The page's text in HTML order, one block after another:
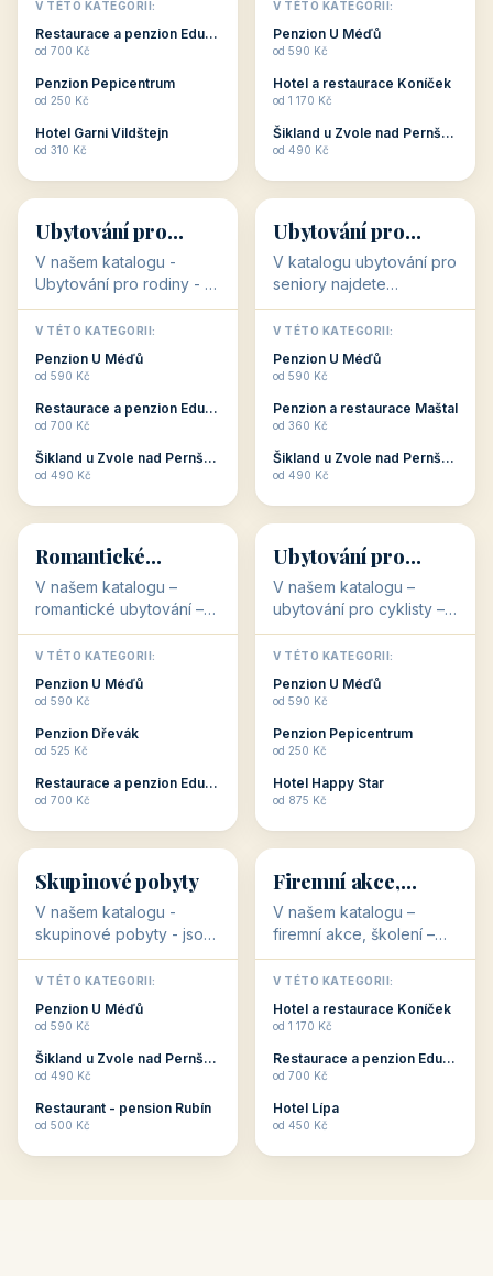
dovolenou přímo
souvisejí. Aktivní
odpočinek jso...
V TÉTO KATEGORII:
Restaurace a penzion Eduard
od 700 Kč
Penzion Pepicentrum
od 250 Kč
Hotel Garni Vildštejn
od 310 Kč
cenově dostupné
ubytování v ČR. Budete
c...
V TÉTO KATEGORII:
Penzion U Méďů
od 590 Kč
Hotel a restaurace Koníček
od 1 170 Kč
Šikland u Zvole nad Pernštejnem
od 490 Kč
👨‍👩‍👧‍👦
👨‍👩‍👧‍👦
34 objektů
Ubytování pro
rodiny
V našem katalogu -
Ubytování pro rodiny -
jsou pro Vás připraveny
objekty, které svojí
polohou či vybaveností,
nabízí klidné ubytování
V TÉTO KATEGORII:
Penzion U Méďů
od 590 Kč
Restaurace a penzion Eduard
od 700 Kč
Šikland u Zvole nad Pernštejnem
od 490 Kč
🧓
🧓
33 objektů
Ubytování pro
seniory
V katalogu ubytování pro
seniory najdete
penziony a hotely, které
jsou přizpůsobeny pro
ubytování klientů vyššího
věku. Některé z nich
V TÉTO KATEGORII:
Penzion U Méďů
od 590 Kč
Penzion a restaurace Maštal
od 360 Kč
Šikland u Zvole nad Pernštejnem
od 490 Kč
💕
💕
Romantické
ubytování
V našem katalogu –
romantické ubytování –
jsou pro Vás připraveny
objekty, které svojí
stavbou, polohou anebo
zaměřením nabízí
Romantické ...
V TÉTO KATEGORII:
Penzion U Méďů
od 590 Kč
Penzion Dřevák
od 525 Kč
Restaurace a penzion Eduard
od 700 Kč
🚴
🚴
32 objektů
Ubytování pro
cyklisty
V našem katalogu –
ubytování pro cyklisty –
jsou pro Vás připraveny
objekty, které jsou na
milovníky cykloturistiky
připraveny. Většinou mají
V TÉTO KATEGORII:
Penzion U Méďů
od 590 Kč
Penzion Pepicentrum
od 250 Kč
Hotel Happy Star
od 875 Kč
👥
👥
32 objektů
Skupinové pobyty
V našem katalogu -
skupinové pobyty - jsou
pro Vás připraveny
objekty, které nabízí
ubytování skupin v
penzionech, hotelích a
Budete překva...
V TÉTO KATEGORII:
Penzion U Méďů
od 590 Kč
Šikland u Zvole nad Pernštejnem
od 490 Kč
Restaurant - pension Rubín
od 500 Kč
💼
💼
31 objektů
Firemní akce,
školení
V našem katalogu –
firemní akce, školení –
jsou pro Vás připraveny
objekty, které mají
zkušenosti pořádat i
menší firemní akce a
ob...
V TÉTO KATEGORII:
Hotel a restaurace Koníček
od 1 170 Kč
Restaurace a penzion Eduard
od 700 Kč
Hotel Lípa
od 450 Kč